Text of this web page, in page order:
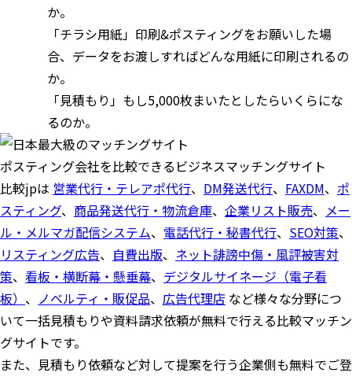
か。
「チラシ用紙」印刷&ポスティングをお願いした場
合、データをお渡しすればどんな用紙に印刷されるの
か。
「見積もり」もし5,000枚まいたとしたらいくらにな
るのか。
ポスティング会社を比較できるビジネスマッチングサイト
比較jpは 営業代行・テレアポ代行、 DM発送代行、 FAXDM、 ポ
スティング、 商品発送代行・物流倉庫、 企業リスト販売、 メー
ル・メルマガ配信システム、 電話代行・秘書代行、 SEO対策、
リスティング広告、 自費出版、 ネット誹謗中傷・風評被害対
策、 看板・横断幕・懸垂幕、 デジタルサイネージ（電子看
板） 、 ノベルティ・販促品、 広告代理店 など様々な分野につ
いて一括見積もりや資料請求依頼が無料で行える比較マッチン
グサイトです。
また、見積もり依頼など対して提案を行う企業側も無料でご登